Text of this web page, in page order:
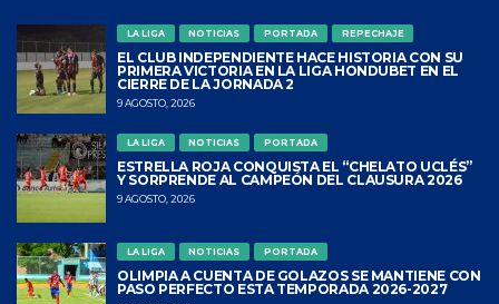
LA LIGA NOTICIAS PORTADA REPECHAJE
EL CLUB INDEPENDIENTE HACE HISTORIA CON SU
PRIMERA VICTORIA EN LA LIGA HONDUBET EN EL
CIERRE DE LA JORNADA 2
9 AGOSTO, 2026
LA LIGA NOTICIAS PORTADA
ESTRELLA ROJA CONQUISTA EL “CHELATO UCLÉS”
Y SORPRENDE AL CAMPEÓN DEL CLAUSURA 2026
9 AGOSTO, 2026
LA LIGA NOTICIAS PORTADA
OLIMPIA A CUENTA DE GOLAZOS SE MANTIENE CON
PASO PERFECTO ESTA TEMPORADA 2026-2027